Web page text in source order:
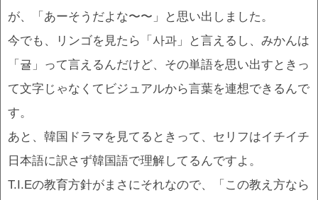
が、「あーそうだよな〜〜」と思い出しました。
今でも、リンゴを見たら「사과」と言えるし、みかんは
「귤」って言えるんだけど、その単語を思い出すときっ
て文字じゃなくてビジュアルから言葉を連想できるんで
す。
あと、韓国ドラマを見てるときって、セリフはイチイチ
日本語に訳さず韓国語で理解してるんですよ。
T.I.Eの教育方針がまさにそれなので、「この教え方なら